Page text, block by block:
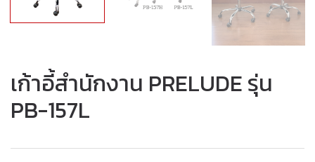
เก้าอี้สำนักงาน PRELUDE รุ่น
PB-157L